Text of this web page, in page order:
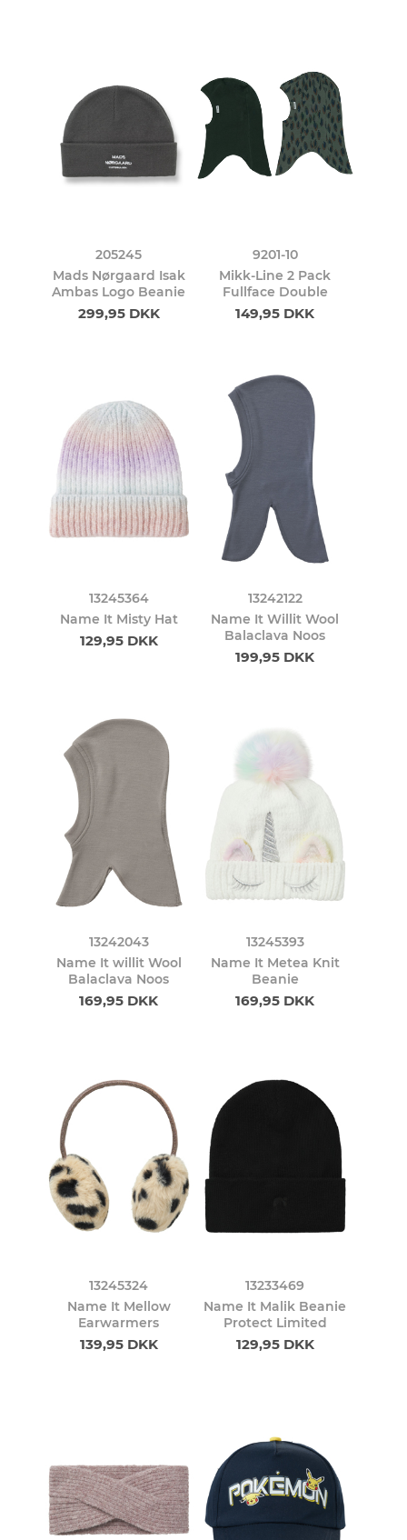
205245
Mads Nørgaard Isak
Ambas Logo Beanie
299,95 DKK
9201-10
Mikk-Line 2 Pack
Fullface Double
149,95 DKK
13245364
Name It Misty Hat
129,95 DKK
13242122
Name It Willit Wool
Balaclava Noos
199,95 DKK
13242043
Name It willit Wool
Balaclava Noos
169,95 DKK
13245393
Name It Metea Knit
Beanie
169,95 DKK
13245324
Name It Mellow
Earwarmers
139,95 DKK
13233469
Name It Malik Beanie
Protect Limited
129,95 DKK